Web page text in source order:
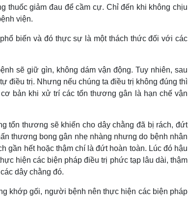
thuốc giảm đau để cầm cự. Chỉ đến khi không chịu
viện.
biến và đó thực sự là một thách thức đối với các
sẽ giữ gìn, không dám vận động. Tuy nhiên, sau
điều trị. Nhưng nếu chúng ta điều trị không đúng thì
bản khi xử trí các tổn thương gân là hạn chế vận
tổn thương sẽ khiến cho dây chằng đã bị rách, đứt
thương bong gân nhẹ nhàng nhưng do bệnh nhân
gần hết hoặc thậm chí là đứt hoàn toàn. Lúc đó hậu
hiện các biện pháp điều trị phức tạp lâu dài, thậm
dây chằng đó.
khớp gối, người bệnh nên thực hiện các biện pháp